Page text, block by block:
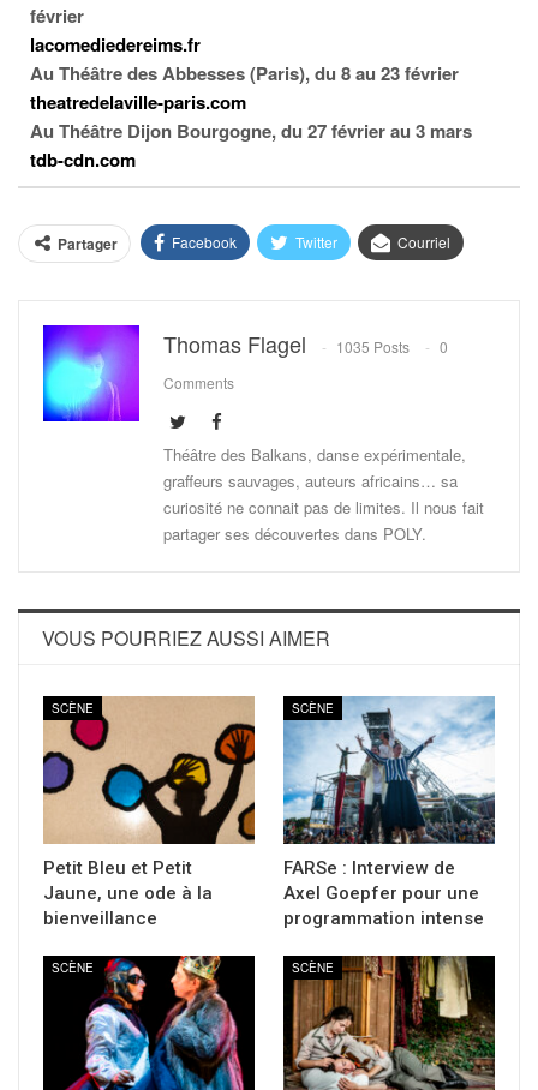
février
lacomediedereims.fr
Au Théâtre des Abbesses (Paris), du 8 au 23 février
theatredelaville-paris.com
Au Théâtre Dijon Bourgogne, du 27 février au 3 mars
tdb-cdn.com
Partager Facebook Twitter Courriel
Thomas Flagel 1035 Posts
0
Comments
Théâtre des Balkans, danse expérimentale,
graffeurs sauvages, auteurs africains… sa
curiosité ne connait pas de limites. Il nous fait
partager ses découvertes dans POLY.
VOUS POURRIEZ AUSSI AIMER
SCÈNE
Petit Bleu et Petit
Jaune, une ode à la
bienveillance
SCÈNE
FARSe : Interview de
Axel Goepfer pour une
programmation intense
SCÈNE SCÈNE